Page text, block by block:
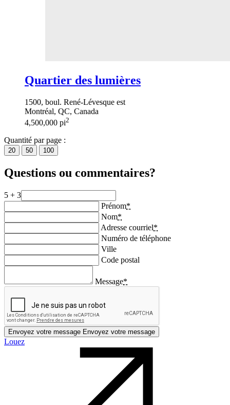
Quartier des lumières
1500, boul. René-Lévesque est
Montréal, QC, Canada
4,500,000 pi2
Quantité par page :
20 50 100
Questions ou commentaires?
5 + 3
Prénom*
Nom*
Adresse courriel*
Numéro de téléphone
Ville
Code postal
Message*
Envoyez votre message Envoyez votre message
Louez